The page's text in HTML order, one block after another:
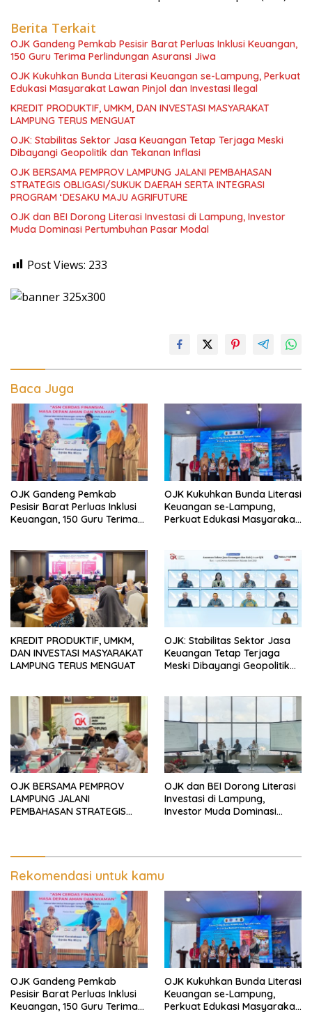
Berita Terkait
OJK Gandeng Pemkab Pesisir Barat Perluas Inklusi Keuangan,
150 Guru Terima Perlindungan Asuransi Jiwa
OJK Kukuhkan Bunda Literasi Keuangan se-Lampung, Perkuat
Edukasi Masyarakat Lawan Pinjol dan Investasi Ilegal
KREDIT PRODUKTIF, UMKM, DAN INVESTASI MASYARAKAT
LAMPUNG TERUS MENGUAT
OJK: Stabilitas Sektor Jasa Keuangan Tetap Terjaga Meski
Dibayangi Geopolitik dan Tekanan Inflasi
OJK BERSAMA PEMPROV LAMPUNG JALANI PEMBAHASAN
STRATEGIS OBLIGASI/SUKUK DAERAH SERTA INTEGRASI
PROGRAM ‘DESAKU MAJU AGRIFUTURE
OJK dan BEI Dorong Literasi Investasi di Lampung, Investor
Muda Dominasi Pertumbuhan Pasar Modal
Post Views: 233
Baca Juga
OJK Gandeng Pemkab
Pesisir Barat Perluas Inklusi
Keuangan, 150 Guru Terima
OJK Kukuhkan Bunda Literasi
Keuangan se-Lampung,
Perkuat Edukasi Masyarakat
KREDIT PRODUKTIF, UMKM,
DAN INVESTASI MASYARAKAT
LAMPUNG TERUS MENGUAT
OJK: Stabilitas Sektor Jasa
Keuangan Tetap Terjaga
Meski Dibayangi Geopolitik
OJK BERSAMA PEMPROV
LAMPUNG JALANI
PEMBAHASAN STRATEGIS
OJK dan BEI Dorong Literasi
Investasi di Lampung,
Investor Muda Dominasi
Rekomendasi untuk kamu
OJK Gandeng Pemkab
Pesisir Barat Perluas Inklusi
Keuangan, 150 Guru Terima
OJK Kukuhkan Bunda Literasi
Keuangan se-Lampung,
Perkuat Edukasi Masyarakat